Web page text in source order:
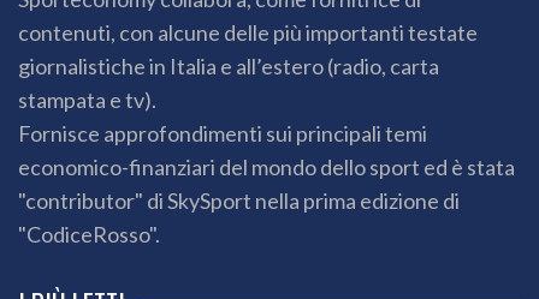
contenuti, con alcune delle più importanti testate
giornalistiche in Italia e all’estero (radio, carta
stampata e tv).
Fornisce approfondimenti sui principali temi
economico-finanziari del mondo dello sport ed è stata
"contributor" di SkySport nella prima edizione di
"CodiceRosso".